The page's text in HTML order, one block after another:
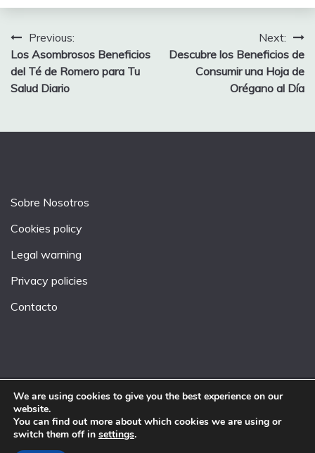
Post
navigation
Previous:
Los Asombrosos Beneficios
del Té de Romero para Tu
Salud Diario
Next:
Descubre los Beneficios de
Consumir una Hoja de
Orégano al Día
Sobre Nosotros
Cookies policy
Legal warning
Privacy policies
Contacto
Proudly powered by WordPress
Theme: Fairy by
We are using cookies to give you the best experience on our
website.
You can find out more about which cookies we are using or
switch them off in settings.